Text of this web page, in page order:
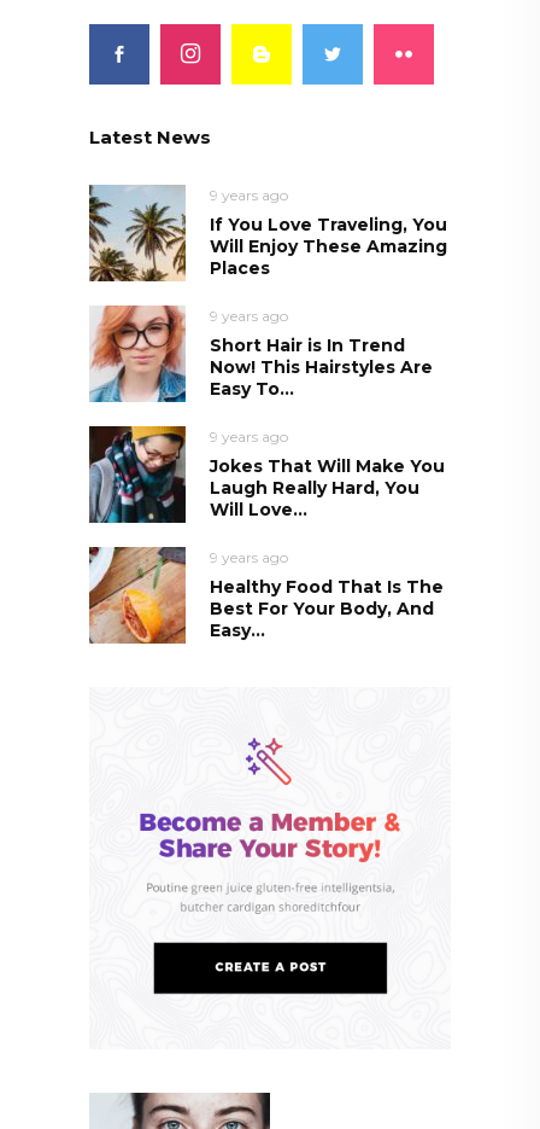
Latest News
9 years ago
If You Love Traveling, You
Will Enjoy These Amazing
Places
9 years ago
Short Hair is In Trend
Now! This Hairstyles Are
Easy To...
9 years ago
Jokes That Will Make You
Laugh Really Hard, You
Will Love...
9 years ago
Healthy Food That Is The
Best For Your Body, And
Easy...